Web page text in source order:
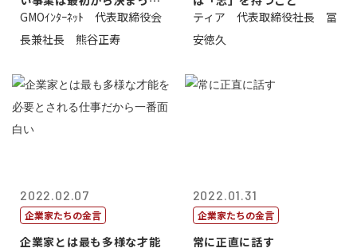
いる
GMOｲﾝﾀｰﾈｯﾄ 代表取締役会
長兼社長 熊谷正寿
ティア 代表取締役社長 冨
安徳久
2022.02.07
企業家たちの金言
企業家とは最も多様な才能
2022.01.31
企業家たちの金言
常に正直に話す